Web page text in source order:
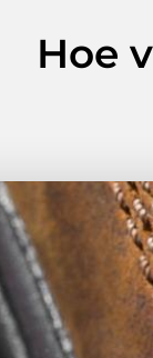
Hoe